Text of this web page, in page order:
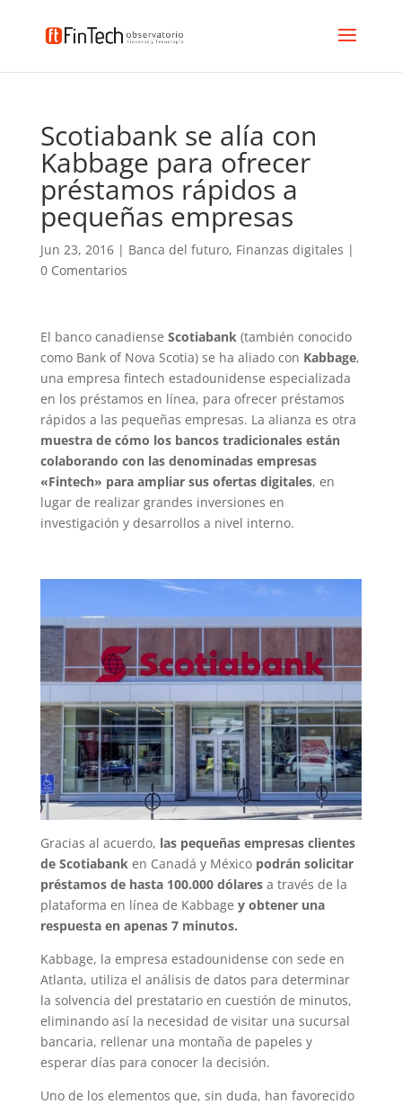
Scotiabank se alía con
Kabbage para ofrecer
préstamos rápidos a
pequeñas empresas
Jun 23, 2016| Banca del futuro, Finanzas digitales |
0 Comentarios
El banco canadiense Scotiabank(también conocido
como Bank of Nova Scotia) se ha aliado con Kabbage,
una empresa fintech estadounidense especializada
en los préstamos en línea, para ofrecer préstamos
rápidos a las pequeñas empresas. La alianza es otra
muestra de cómo los bancos tradicionales están
colaborando con las denominadas empresas
«Fintech» para ampliar sus ofertas digitales, en
lugar de realizar grandes inversiones en
investigación y desarrollos a nivel interno.
Gracias al acuerdo, las pequeñas empresas clientes
de Scotiabanken Canadá y México podrán solicitar
préstamos de hasta 100.000 dólaresa través de la
plataforma en línea de Kabbage y obtener una
respuesta en apenas 7 minutos.
Kabbage, la empresa estadounidense con sede en
Atlanta, utiliza el análisis de datos para determinar
la solvencia del prestatario en cuestión de minutos,
eliminando así la necesidad de visitar una sucursal
bancaria, rellenar una montaña de papeles y
esperar días para conocer la decisión.
Uno de los elementos que, sin duda, han favorecido